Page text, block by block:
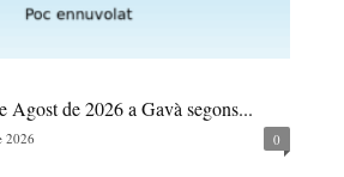
Agost de 2026 a Gavà segons...
2026 0